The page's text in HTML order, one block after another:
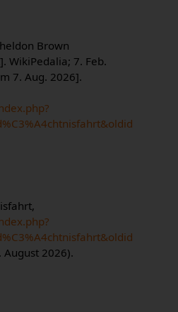
Brown
WikiPedalia; 7. Feb.
7. Aug. 2026].
2026).